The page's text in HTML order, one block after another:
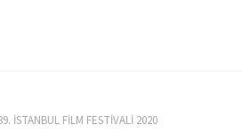
İSTANBUL FİLM FESTİVALİ 2020